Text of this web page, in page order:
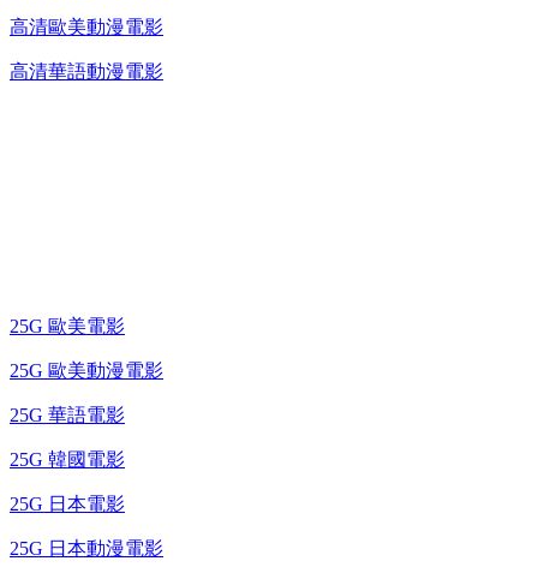
高清歐美動漫電影
高清華語動漫電影
25G 歐美電影
25G 歐美動漫電影
25G 華語電影
25G 韓國電影
25G 日本電影
25G 日本動漫電影